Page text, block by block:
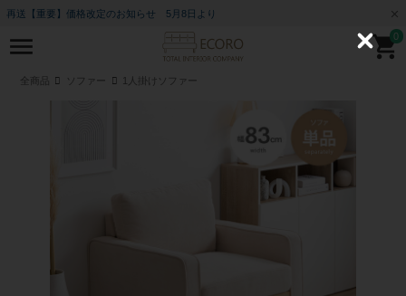
再送【重要】価格改定のお知らせ 5月8日より
0
全商品 ソファー 1人掛けソファー
C